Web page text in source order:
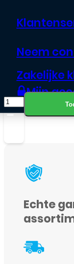
Neem
Zakelijke
Mijn
met behulp
Dinsdag in
LCD
/
Apple
iPhone
Echte